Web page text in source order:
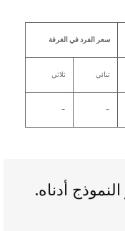
سعر الفرد في الغرفة
ثنائي ثلاثي
-
-
أدناه.